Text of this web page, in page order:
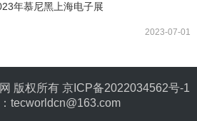
年慕尼黑上海电子展
2023-07-01
版权所有 京ICP备2022034562号-1
tecworldcn@163.com